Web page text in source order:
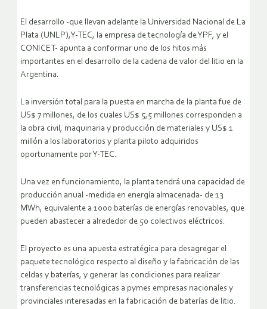
El desarrollo -que llevan adelante la Universidad Nacional de La
Plata (UNLP),Y-TEC, la empresa de tecnología de YPF, y el
CONICET- apunta a conformar uno de los hitos más
importantes en el desarrollo de la cadena de valor del litio en la
Argentina.
La inversión total para la puesta en marcha de la planta fue de
US$ 7 millones, de los cuales US$ 5,5 millones corresponden a
la obra civil, maquinaria y producción de materiales y US$ 1
millón a los laboratorios y planta piloto adquiridos
oportunamente por Y-TEC.
Una vez en funcionamiento, la planta tendrá una capacidad de
producción anual -medida en energía almacenada- de 13
MWh, equivalente a 1000 baterías de energías renovables, que
pueden abastecer a alrededor de 50 colectivos eléctricos.
El proyecto es una apuesta estratégica para desagregar el
paquete tecnológico respecto al diseño y la fabricación de las
celdas y baterías, y generar las condiciones para realizar
transferencias tecnológicas a pymes empresas nacionales y
provinciales interesadas en la fabricación de baterías de litio.